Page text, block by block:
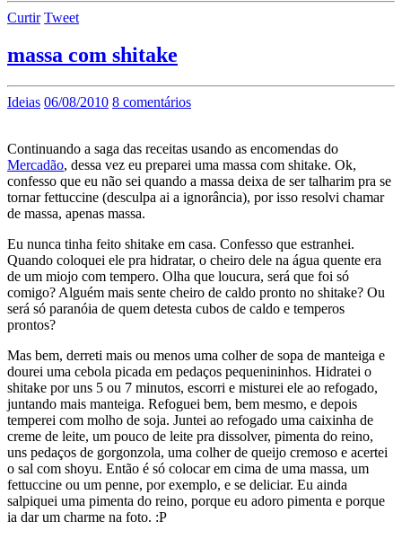
Curtir Tweet
massa com shitake
Ideias 06/08/2010 8 comentários
Continuando a saga das receitas usando as encomendas do
Mercadão, dessa vez eu preparei uma massa com shitake. Ok,
confesso que eu não sei quando a massa deixa de ser talharim pra se
tornar fettuccine (desculpa ai a ignorância), por isso resolvi chamar
de massa, apenas massa.
Eu nunca tinha feito shitake em casa. Confesso que estranhei.
Quando coloquei ele pra hidratar, o cheiro dele na água quente era
de um miojo com tempero. Olha que loucura, será que foi só
comigo? Alguém mais sente cheiro de caldo pronto no shitake? Ou
será só paranóia de quem detesta cubos de caldo e temperos
prontos?
Mas bem, derreti mais ou menos uma colher de sopa de manteiga e
dourei uma cebola picada em pedaços pequenininhos. Hidratei o
shitake por uns 5 ou 7 minutos, escorri e misturei ele ao refogado,
juntando mais manteiga. Refoguei bem, bem mesmo, e depois
temperei com molho de soja. Juntei ao refogado uma caixinha de
creme de leite, um pouco de leite pra dissolver, pimenta do reino,
uns pedaços de gorgonzola, uma colher de queijo cremoso e acertei
o sal com shoyu. Então é só colocar em cima de uma massa, um
fettuccine ou um penne, por exemplo, e se deliciar. Eu ainda
salpiquei uma pimenta do reino, porque eu adoro pimenta e porque
ia dar um charme na foto. :P